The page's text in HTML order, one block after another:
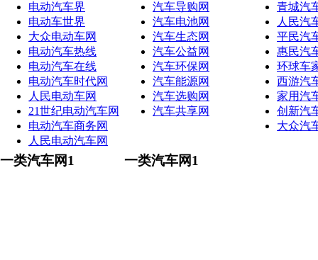
电动汽车界
电动车世界
大众电动车网
电动汽车热线
电动汽车在线
电动汽车时代网
人民电动车网
21世纪电动汽车网
电动汽车商务网
人民电动汽车网
汽车导购网
汽车电池网
汽车生态网
汽车公益网
汽车环保网
汽车能源网
汽车选购网
汽车共享网
青城汽
人民汽
平民汽
惠民汽
环球车
西游汽
家用汽
创新汽
大众汽
一类汽车网1 一类汽车网1